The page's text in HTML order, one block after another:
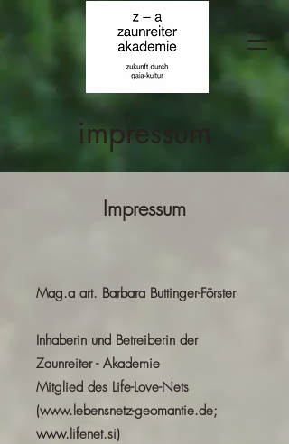
impressum
Impressum
Mag.a art. Barbara Buttinger-Förster
Inhaberin und Betreiberin der
Zaunreiter - Akademie
Mitglied des Life-Love-Nets
(www.lebensnetz-geomantie.de;
www.lifenet.si)